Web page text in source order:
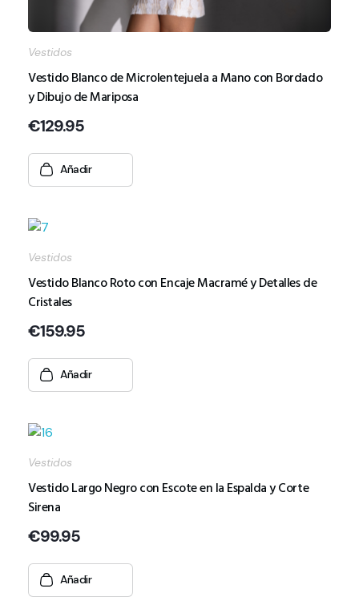
Vestido Blanco de Microlentejuela a Mano con Bordado
y Dibujo de Mariposa
€129.95
Vestidos
Añadir
Vestido Blanco Roto con Encaje Macramé y Detalles de
Cristales
€159.95
Vestidos
Añadir
Vestido Largo Negro con Escote en la Espalda y Corte
Sirena
€99.95
Vestidos
Añadir